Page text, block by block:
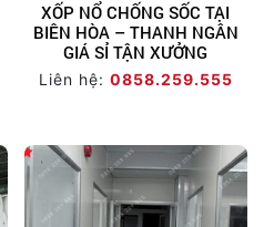
XỐP NỔ CHỐNG SỐC TẠI
BIÊN HÒA – THANH NGÂN
GIÁ SỈ TẬN XƯỞNG
Liên hệ: 0858.259.555